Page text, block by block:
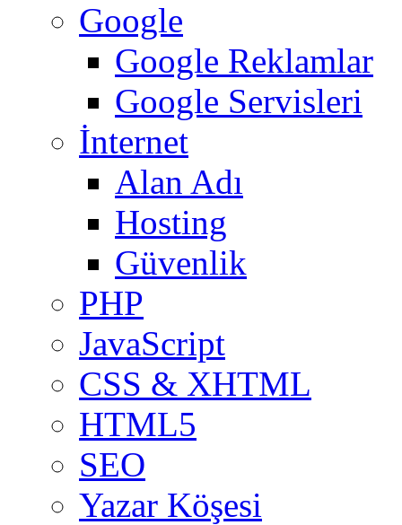
Google
Google Reklamlar
Google Servisleri
İnternet
Alan Adı
Hosting
Güvenlik
PHP
JavaScript
CSS & XHTML
HTML5
SEO
Yazar Köşesi